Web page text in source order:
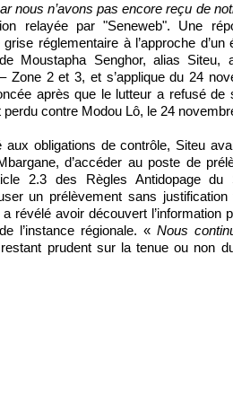
nous n’avons pas encore reçu de
relayée par "Seneweb". Une
réglementaire à l’approche d’un
Moustapha Senghor, alias Siteu,
Zone 2 et 3, et s’applique du 24
après que le lutteur a refusé de
contre Modou Lô, le 24
aux obligations de contrôle, Siteu
d’accéder au poste de
2.3 des Règles Antidopage du
un prélèvement sans justification
révélé avoir découvert l’information
l’instance régionale. « Nous
prudent sur la tenue ou non